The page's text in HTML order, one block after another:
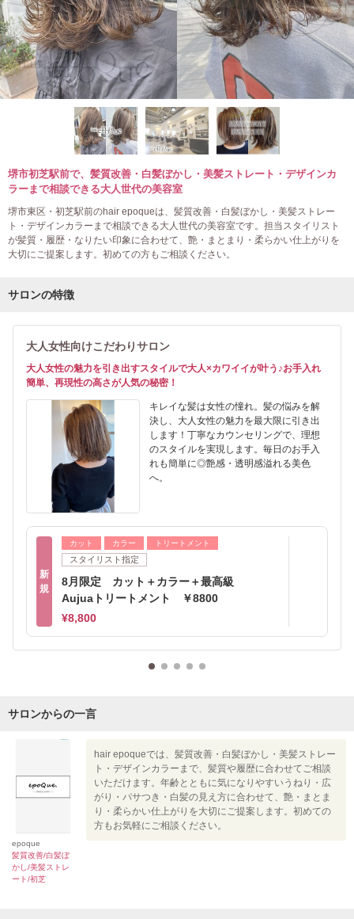
堺市初芝駅前で、髪質改善・白髪ぼかし・美髪ストレート・デザインカ
ラーまで相談できる大人世代の美容室
堺市東区・初芝駅前のhair epoqueは、髪質改善・白髪ぼかし・美髪ストレー
ト・デザインカラーまで相談できる大人世代の美容室です。担当スタイリスト
が髪質・履歴・なりたい印象に合わせて、艶・まとまり・柔らかい仕上がりを
大切にご提案します。初めての方もご相談ください。
サロンの特徴
大人女性向けこだわりサロン
大人女性の魅力を引き出すスタイルで大人×カワイイが叶う♪お手入れ
簡単、再現性の高さが人気の秘密！
キレイな髪は女性の憧れ。髪の悩みを解
決し、大人女性の魅力を最大限に引き出
します！丁寧なカウンセリングで、理想
のスタイルを実現します。毎日のお手入
れも簡単に◎艶感・透明感溢れる美色
へ。
新
規
カット カラー トリートメント
スタイリスト指定
8月限定 カット＋カラー＋最高級
Aujuaトリートメント ￥8800
¥8,800
サロンからの一言
epoque
髪質改善/白髪ぼ
かし/美髪ストレ
ート/初芝
hair epoqueでは、髪質改善・白髪ぼかし・美髪ストレー
ト・デザインカラーまで、髪質や履歴に合わせてご相談
いただけます。年齢とともに気になりやすいうねり・広
がり・パサつき・白髪の見え方に合わせて、艶・まとま
り・柔らかい仕上がりを大切にご提案します。初めての
方もお気軽にご相談ください。